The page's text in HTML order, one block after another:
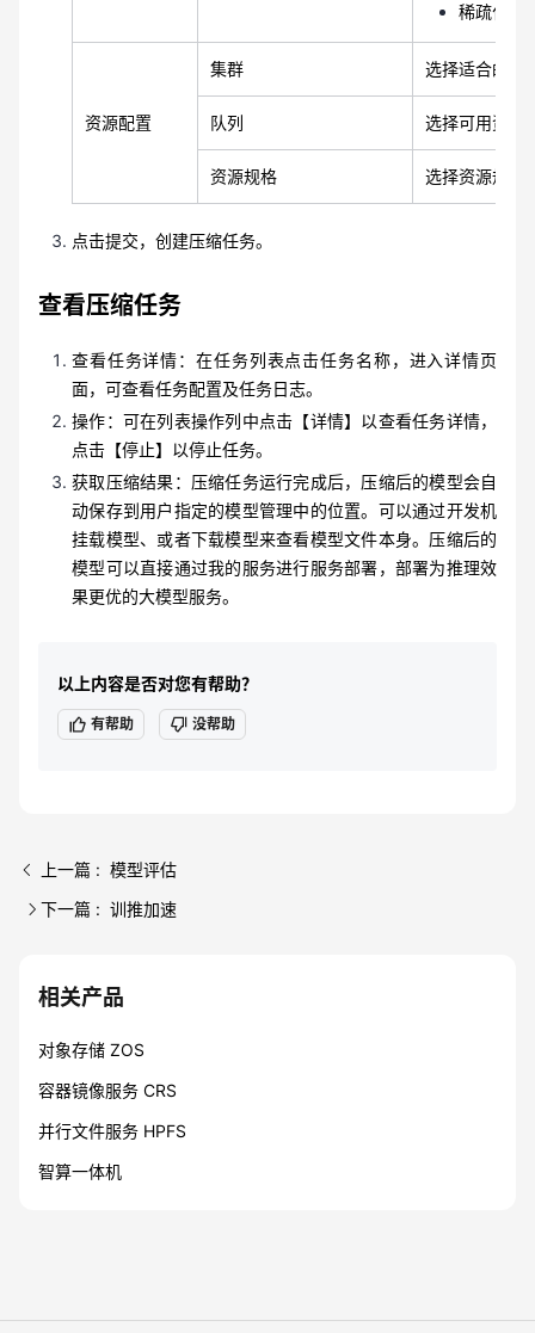
稀疏化：
资源配置
集群 选择适合的集
队列 选择可用资源
资源规格 选择资源规格
点击提交，创建压缩任务。
查看压缩任务
查看任务详情：在任务列表点击任务名称，进入详情页
面，可查看任务配置及任务日志。
操作：可在列表操作列中点击【详情】以查看任务详情，
点击【停止】以停止任务。
获取压缩结果：压缩任务运行完成后，压缩后的模型会自
动保存到用户指定的模型管理中的位置。可以通过开发机
挂载模型、或者下载模型来查看模型文件本身。压缩后的
模型可以直接通过我的服务进行服务部署，部署为推理效
果更优的大模型服务。
以上内容是否对您有帮助？
有帮助 没帮助
上一篇 : 模型评估
下一篇 : 训推加速
相关产品
对象存储 ZOS
容器镜像服务 CRS
并行文件服务 HPFS
智算一体机